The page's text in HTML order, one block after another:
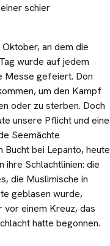
schier
an dem die
wurde auf jedem
Messe gefeiert. Don
um den Kampf
oder zu sterben. Doch
unsere Pflicht und eine
Seemächte
bei Lepanto, heute
ihre Schlachtlinien: die
die Muslimische in
geblasen wurde,
vor einem Kreuz, das
hatte begonnen.